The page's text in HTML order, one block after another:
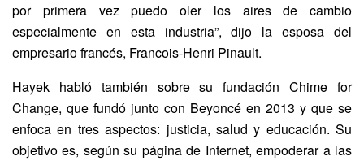
por primera vez puedo oler los aires de cambio
especialmente en esta industria”, dijo la esposa del
empresario francés, Francois-Henri Pinault.
Hayek habló también sobre su fundación Chime for
Change, que fundó junto con Beyoncé en 2013 y que se
enfoca en tres aspectos: justicia, salud y educación. Su
objetivo es, según su página de Internet, empoderar a las